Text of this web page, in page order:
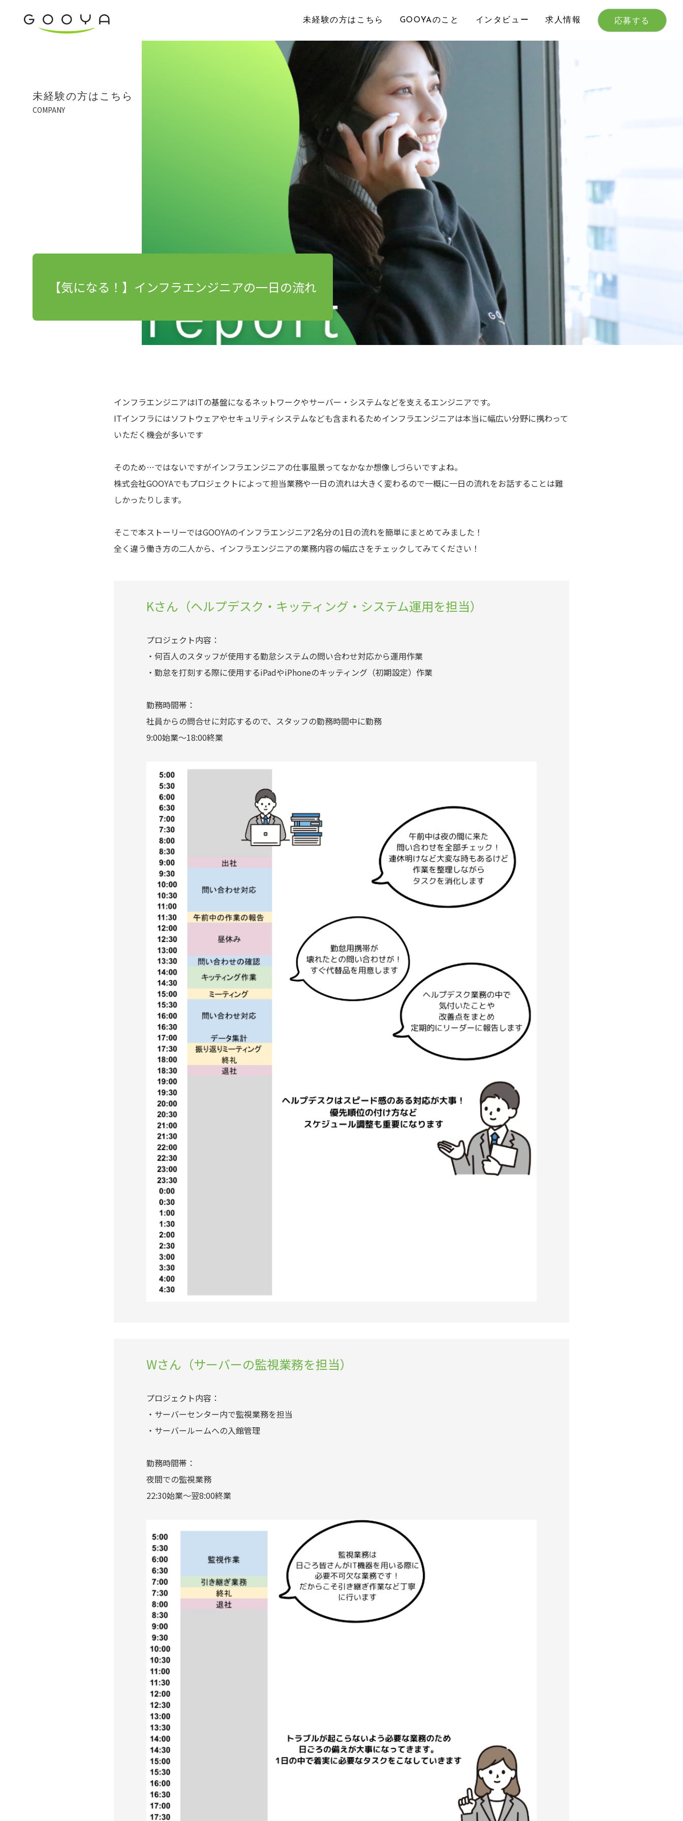
未経験の方はこちら GOOYAのこと インタビュー 求人情報 応募する
未経験の方はこちら
COMPANY
【気になる！】インフラエンジニアの一日の流れ
インフラエンジニアはITの基盤になるネットワークやサーバー・システムなどを支えるエンジニアです。
ITインフラにはソフトウェアやセキュリティシステムなども含まれるためインフラエンジニアは本当に幅広い分野に携わって
いただく機会が多いです
そのため…ではないですがインフラエンジニアの仕事風景ってなかなか想像しづらいですよね。
株式会社GOOYAでもプロジェクトによって担当業務や一日の流れは大きく変わるので一概に一日の流れをお話することは難
しかったりします。
そこで本ストーリーではGOOYAのインフラエンジニア2名分の1日の流れを簡単にまとめてみました！
全く違う働き方の二人から、インフラエンジニアの業務内容の幅広さをチェックしてみてください！
Kさん（ヘルプデスク・キッティング・システム運用を担当）
プロジェクト内容：
・何百人のスタッフが使用する勤怠システムの問い合わせ対応から運用作業
・勤怠を打刻する際に使用するiPadやiPhoneのキッティング（初期設定）作業
勤務時間帯：
社員からの問合せに対応するので、スタッフの勤務時間中に勤務
9:00始業～18:00終業
Wさん（サーバーの監視業務を担当）
プロジェクト内容：
・サーバーセンター内で監視業務を担当
・サーバールームへの入館管理
勤務時間帯：
夜間での監視業務
22:30始業～翌8:00終業